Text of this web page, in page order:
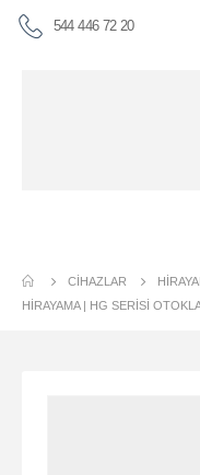
544 446 72 20
CIHAZLAR
HİRAYAMA | HG SERISI